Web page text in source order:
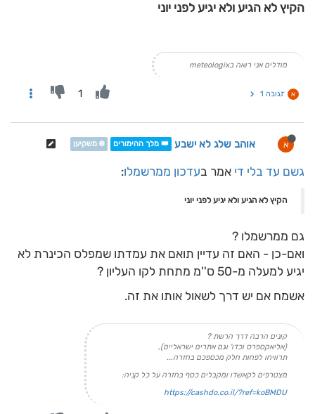
הקיץ לא הגיע ולא יגיע לפני יוני
מודלים אני רואה בmeteologix
א תגובה 1 1
א אוהב שלג לא ישבע 👑 מלך ההימורים ❄️ משקיען
גשם עד בלי די אמר בעדכון ממרשמלו:
הקיץ לא הגיע ולא יגיע לפני יוני
גם ממרשמלו ?
ואם-כן - האם זה עדיין תואם את עמדתו שמפלס הכינרת לא
יגיע למעלה מ-50 ס''מ מתחת לקו העליון ?
אשמח אם יש דרך לשאול אותו את זה.
קונים הרבה דרך הרשת ?
(אליאקספרס וכדו' וגם אתרים ישראליים),
תרוויחו לפחות חלק מכספכם בחזרה...
מצטרפים לקאשדו ומקבלים כסף בחזרה על כל קניה:
https://cashdo.co.il/?ref=koBMDU